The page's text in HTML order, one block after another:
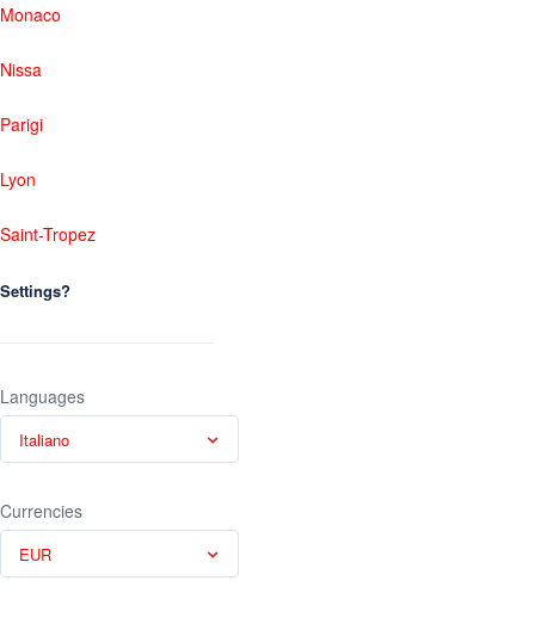
Monaco
Nissa
Parigi
Lyon
Saint-Tropez
Settings?
Languages
Italiano
Currencies
EUR